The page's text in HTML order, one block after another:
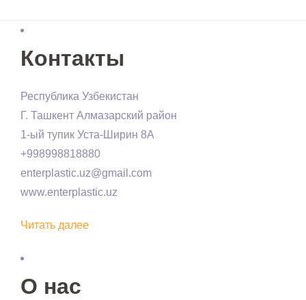
Контакты
Республика Узбекистан
Г. Ташкент Алмазарский район
1-ый тупик Уста-Ширин 8А
+998998818880
enterplastic.uz@gmail.com
www.enterplastic.uz
Читать далее
О нас